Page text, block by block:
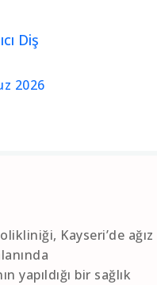
Diş
2026
Kayseri’de ağız
yapıldığı bir sağlık